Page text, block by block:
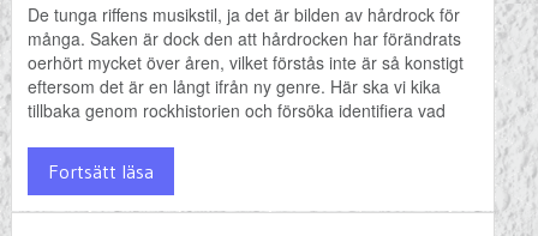
De tunga riffens musikstil, ja det är bilden av hårdrock för
många. Saken är dock den att hårdrocken har förändrats
oerhört mycket över åren, vilket förstås inte är så konstigt
eftersom det är en långt ifrån ny genre. Här ska vi kika
tillbaka genom rockhistorien och försöka identifiera vad
Fortsätt läsa